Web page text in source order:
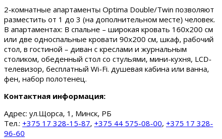
2-комнатные апартаменты Optima Double/Twin позволяют
разместить от 1 до 3 (на дополнительном месте) человек.
В апартаментах: В спальне – широкая кровать 160х200 см
или две односпальные кровати 90х200 см, шкаф, рабочий
стол, в гостиной – диван с креслами и журнальным
столиком, обеденный стол со стульями, мини-кухня, LCD-
телевизор, бесплатный Wi-Fi. душевая кабина или ванна,
фен, набор полотенец.
Контактная информация:
Адрес: ул.Щорса, 1, Минск, РБ
Тел.: +375 17 328-15-87, +375 44 575-08-00, +375 17 328-
96-60